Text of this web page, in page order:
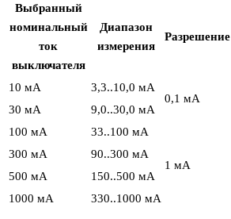
Выбранный
номинальный
ток
выключателя
Диапазон
измерения
Разрешение
10 мA
3,3..10,0 мA
0,1 мA
30 мA
9,0..30,0 мA
100 мA
33..100 мA
1 мA
300 мA
90..300 мA
500 мA
150..500 мA
1000 мA
330..1000 мA